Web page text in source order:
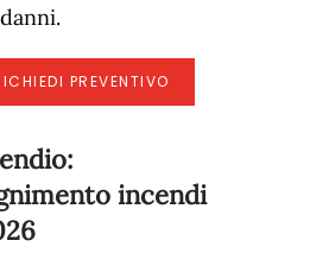
PREVENTIVO
incendi